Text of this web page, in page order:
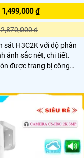
₫
₫
sát H3C2K với độ phân
ảnh sắc nét, chi tiết.
được trang bị công
sáng, giúp hình ảnh rõ
Ban Đêm, mang đến
và giám sát dễ dàng